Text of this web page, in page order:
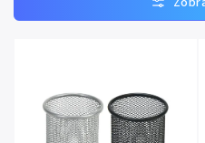
Nejdražší